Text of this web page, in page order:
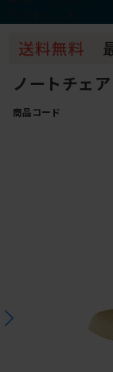
ノートチェ
商品コード